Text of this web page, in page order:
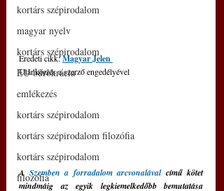
kortárs szépirodalom
magyar nyelv
kortárs szépirodalom
EU bürokrácia
emlékezés
kortárs szépirodalom
kortárs szépirodalom filozófia
kortárs szépirodalom
filozófia
Eredeti cikk: Magyar Jelen
Utánközlés a szerző engedélyével
A Szemben a forradalom arcvonalával című kötet
mindmáig az egyik legkiemelkedőbb bemutatása